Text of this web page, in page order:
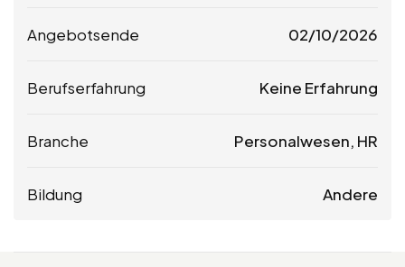
Angebotsende 02/10/2026
Berufserfahrung Keine Erfahrung
Branche Personalwesen, HR
Bildung Andere